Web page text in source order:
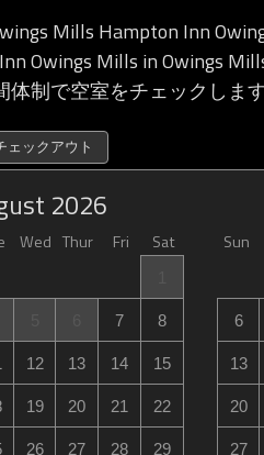
Mills Hampton Inn
Owings Mills in Owings
制で空室をチェックします
ェックアウト
Wed Thur Fri Sat Sun
2026
7 8
12 13 14 15
19 20 21 22
26 27 28 29
6
13
20
27